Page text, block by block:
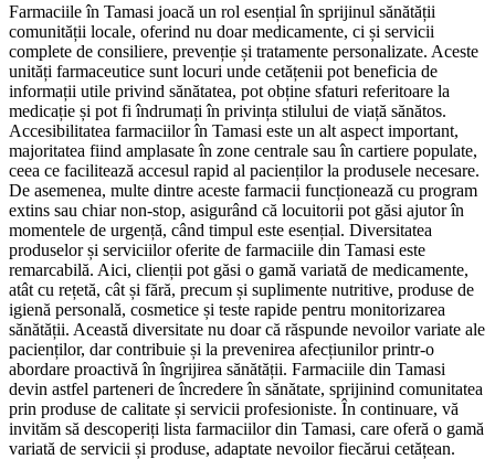
Farmaciile în Tamasi joacă un rol esențial în sprijinul sănătății
comunității locale, oferind nu doar medicamente, ci și servicii
complete de consiliere, prevenție și tratamente personalizate. Aceste
unități farmaceutice sunt locuri unde cetățenii pot beneficia de
informații utile privind sănătatea, pot obține sfaturi referitoare la
medicație și pot fi îndrumați în privința stilului de viață sănătos.
Accesibilitatea farmaciilor în Tamasi este un alt aspect important,
majoritatea fiind amplasate în zone centrale sau în cartiere populate,
ceea ce facilitează accesul rapid al pacienților la produsele necesare.
De asemenea, multe dintre aceste farmacii funcționează cu program
extins sau chiar non-stop, asigurând că locuitorii pot găsi ajutor în
momentele de urgență, când timpul este esențial. Diversitatea
produselor și serviciilor oferite de farmaciile din Tamasi este
remarcabilă. Aici, clienții pot găsi o gamă variată de medicamente,
atât cu rețetă, cât și fără, precum și suplimente nutritive, produse de
igienă personală, cosmetice și teste rapide pentru monitorizarea
sănătății. Această diversitate nu doar că răspunde nevoilor variate ale
pacienților, dar contribuie și la prevenirea afecțiunilor printr-o
abordare proactivă în îngrijirea sănătății. Farmaciile din Tamasi
devin astfel parteneri de încredere în sănătate, sprijinind comunitatea
prin produse de calitate și servicii profesioniste. În continuare, vă
invităm să descoperiți lista farmaciilor din Tamasi, care oferă o gamă
variată de servicii și produse, adaptate nevoilor fiecărui cetățean.